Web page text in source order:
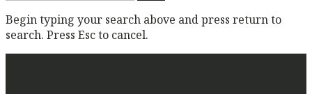
Begin typing your search above and press return to
search. Press Esc to cancel.